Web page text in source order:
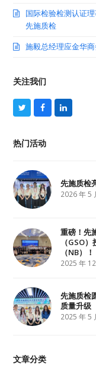
国际检验检测认证
先施质检
施毅总经理应金华
关注我们
T
w
t
t
F
a
b
L
i
热门活动
先施质检
2026 年 5
重磅！先
（GSO
（NB）！
2025 年
先施质检
质量升级
2025 年 5
文章分类